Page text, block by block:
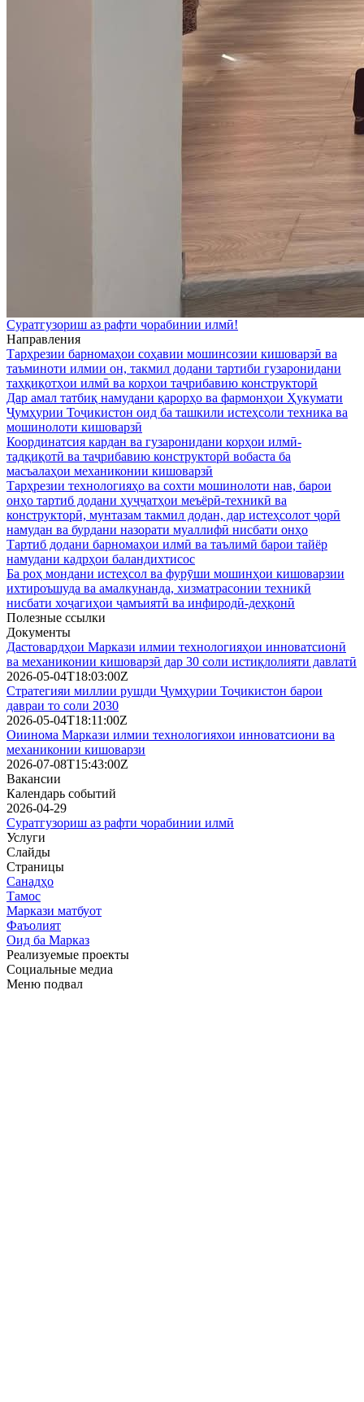
Суратгузориш аз рафти чорабинии илмӣ!
Направления
Тарҳрезии барномаҳои соҳавии мошинсозии кишоварзӣ ва
таъминоти илмии он, такмил додани тартиби гузаронидани
таҳқиқотҳои илмӣ ва корҳои таҷрибавию конструкторӣ
Дар амал татбиқ намудани қарорҳо ва фармонҳои Ҳукумати
Ҷумҳурии Тоҷикистон оид ба ташкили истеҳсоли техника ва
мошинолоти кишоварзӣ
Координатсия кардан ва гузаронидани корҳои илмӣ-
тадқиқотӣ ва таҷрибавию конструкторӣ вобаста ба
масъалаҳои механиконии кишоварзӣ
Тарҳрезии технологияҳо ва сохти мошинолоти нав, барои
онҳо тартиб додани ҳуҷҷатҳои меъёрӣ-техникӣ ва
конструкторӣ, мунтазам такмил додан, дар истеҳсолот ҷорӣ
намудан ва бурдани назорати муаллифӣ нисбати онҳо
Тартиб додани барномаҳои илмӣ ва таълимӣ барои тайёр
намудани кадрҳои баландихтисос
Ба роҳ мондани истеҳсол ва фурӯши мошинҳои кишоварзии
ихтироъшуда ва амалкунанда, хизматрасонии техникӣ
нисбати хоҷагиҳои ҷамъиятӣ ва инфиродӣ-деҳқонӣ
Полезные ссылки
Документы
Дастовардҳои Маркази илмии технологияҳои инноватсионӣ
ва механиконии кишоварзӣ дар 30 соли истиқлолияти давлатӣ
2026-05-04T18:03:00Z
Стратегияи миллии рушди Ҷумҳурии Тоҷикистон барои
давраи то соли 2030
2026-05-04T18:11:00Z
Оиинома Маркази илмии технологияхои инноватсиони ва
механиконии кишоварзи
2026-07-08T15:43:00Z
Вакансии
Календарь событий
2026-04-29
Суратгузориш аз рафти чорабинии илмӣ
Услуги
Слайды
Страницы
Санадҳо
Тамос
Маркази матбуот
Фаъолият
Оид ба Марказ
Реализуемые проекты
Социальные медиа
Меню подвал